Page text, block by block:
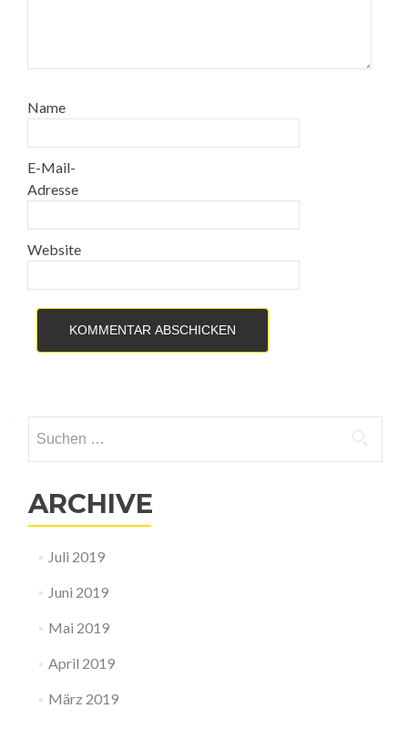
Name
E-Mail-
Adresse
Website
ARCHIVE
Juli 2019
Juni 2019
Mai 2019
April 2019
März 2019